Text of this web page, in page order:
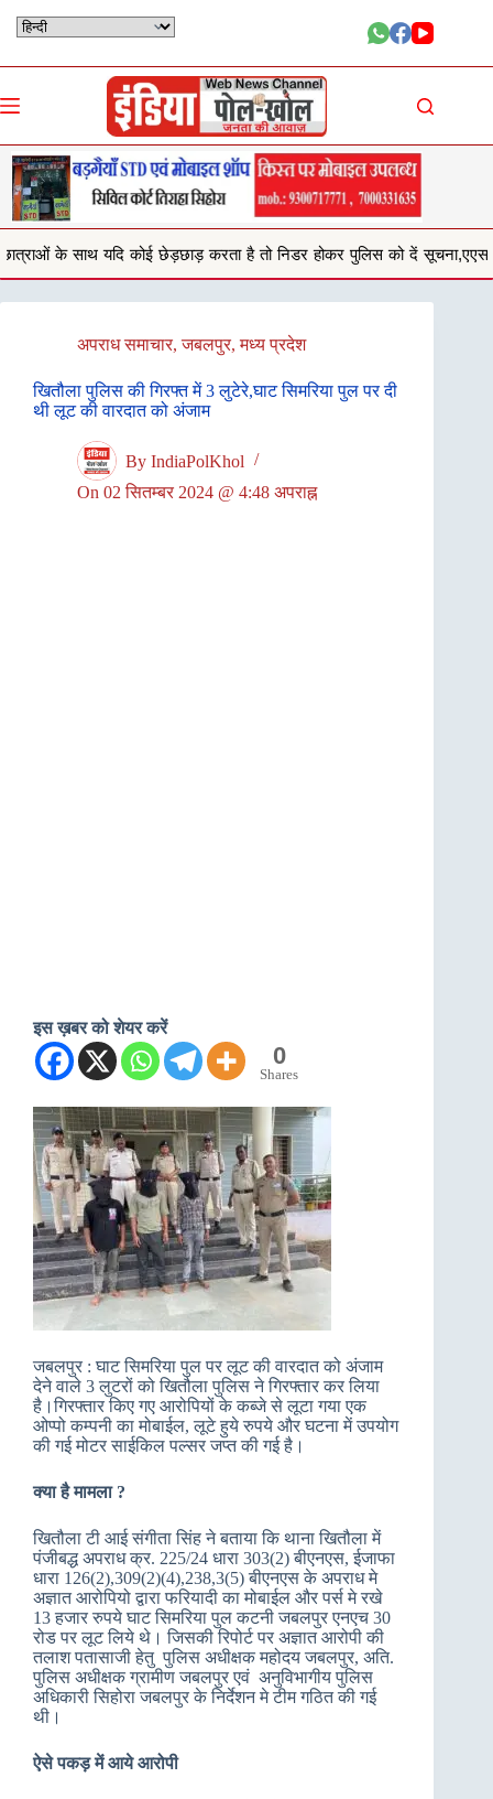
करता है तो निडर होकर पुलिस को दें सूचना,एएसपी अनु बेनिवाल
अपराध समाचार,जबलपुर,मध्य प्रदेश
खितौला पुलिस की गिरफ्त में 3 लुटेरे,घाट सिमरिया पुल पर दी
थी लूट की वारदात को अंजाम
By IndiaPolKhol
On 02 सितम्बर 2024 @ 4:48 अपराह्न
इस ख़बर को शेयर करें
0
Shares
जबलपुर : घाट सिमरिया पुल पर लूट की वारदात को अंजाम
देने वाले 3 लुटरों को खितौला पुलिस ने गिरफ्तार कर लिया
है।गिरफ्तार किए गए आरोपियों के कब्जे से लूटा गया एक
ओप्पो कम्पनी का मोबाईल, लूटे हुये रुपये और घटना में उपयोग
की गई मोटर साईकिल पल्सर जप्त की गई है।
क्या है मामला ?
खितौला टी आई संगीता सिंह ने बताया कि थाना खितौला में
पंजीबद्ध अपराध क्र. 225/24 धारा 303(2) बीएनएस, ईजाफा
धारा 126(2),309(2)(4),238,3(5) बीएनएस के अपराध मे
अज्ञात आरोपियो द्वारा फरियादी का मोबाईल और पर्स मे रखे
13 हजार रुपये घाट सिमरिया पुल कटनी जबलपुर एनएच 30
रोड पर लूट लिये थे। जिसकी रिपोर्ट पर अज्ञात आरोपी की
तलाश पतासाजी हेतु पुलिस अधीक्षक महोदय जबलपुर, अति.
पुलिस अधीक्षक ग्रामीण जबलपुर एवं अनुविभागीय पुलिस
अधिकारी सिहोरा जबलपुर के निर्देशन मे टीम गठित की गई
थी।
ऐसे पकड़ में आये आरोपी